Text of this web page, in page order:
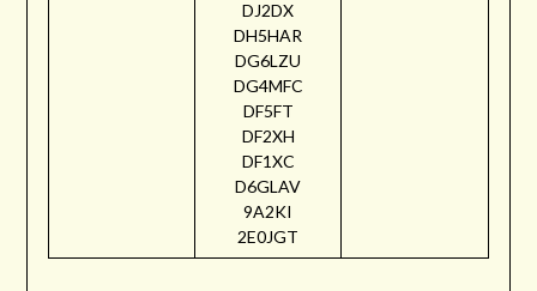
DJ2DX
DH5HAR
DG6LZU
DG4MFC
DF5FT
DF2XH
DF1XC
D6GLAV
9A2KI
2E0JGT